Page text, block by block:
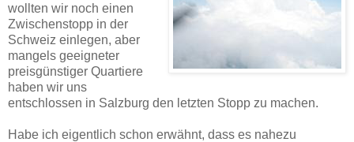
wollten wir noch einen
Zwischenstopp in der
Schweiz einlegen, aber
mangels geeigneter
preisgünstiger Quartiere
haben wir uns
entschlossen in Salzburg den letzten Stopp zu machen.
Habe ich eigentlich schon erwähnt, dass es nahezu